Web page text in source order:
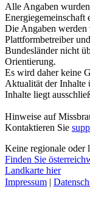
Alle Angaben
Energiegemeinschaft
Die Angaben
Plattformbetreiber
Bundesländer nicht
Orientierung.
Es wird daher keine
Aktualität der Inhalte
Inhalte liegt
Hinweise auf
Kontaktieren Sie
Keine regionale oder
Finden Sie
Landkarte hier
Impressum |